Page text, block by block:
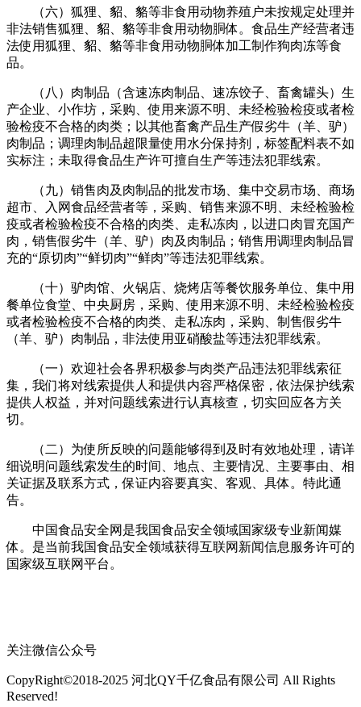
（六）狐狸、貂、貉等非食用动物养殖户未按规定处理并
非法销售狐狸、貂、貉等非食用动物胴体。食品生产经营者违
法使用狐狸、貂、貉等非食用动物胴体加工制作狗肉冻等食
品。
（八）肉制品（含速冻肉制品、速冻饺子、畜禽罐头）生
产企业、小作坊，采购、使用来源不明、未经检验检疫或者检
验检疫不合格的肉类；以其他畜禽产品生产假劣牛（羊、驴）
肉制品；调理肉制品超限量使用水分保持剂，标签配料表不如
实标注；未取得食品生产许可擅自生产等违法犯罪线索。
（九）销售肉及肉制品的批发市场、集中交易市场、商场
超市、入网食品经营者等，采购、销售来源不明、未经检验检
疫或者检验检疫不合格的肉类、走私冻肉，以进口肉冒充国产
肉，销售假劣牛（羊、驴）肉及肉制品；销售用调理肉制品冒
充的“原切肉”“鲜切肉”“鲜肉”等违法犯罪线索。
（十）驴肉馆、火锅店、烧烤店等餐饮服务单位、集中用
餐单位食堂、中央厨房，采购、使用来源不明、未经检验检疫
或者检验检疫不合格的肉类、走私冻肉，采购、制售假劣牛
（羊、驴）肉制品，非法使用亚硝酸盐等违法犯罪线索。
‍（一）欢迎社会各界积极参与肉类产品违法犯罪线索征
集，我们将对线索提供人和提供内容严格保密，依法保护线索
提供人权益，并对问题线索进行认真核查，切实回应各方关
切。
（二）为使所反映的问题能够得到及时有效地处理，请详
细说明问题线索发生的时间、地点、主要情况、主要事由、相
关证据及联系方式，保证内容要真实、客观、具体。特此通
告。‍
中国食品安全网是我国食品安全领域国家级专业新闻媒
体。是当前我国食品安全领域获得互联网新闻信息服务许可的
国家级互联网平台。
关注微信公众号
CopyRight©2018-2025 河北QY千亿食品有限公司 All Rights
Reserved!